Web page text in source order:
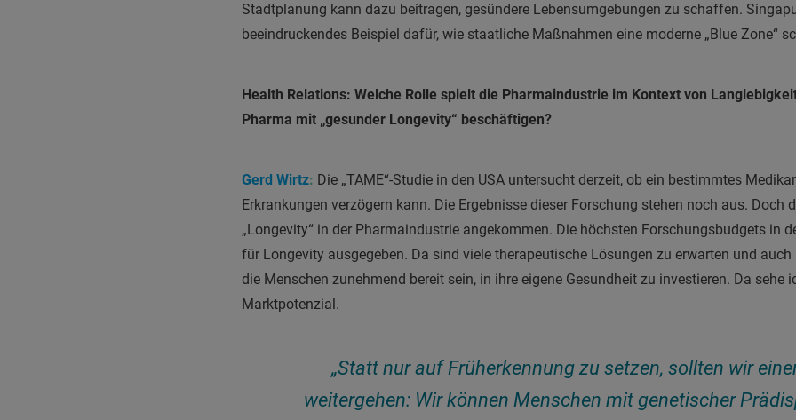
Stadtplanung kann dazu beitragen, gesündere Lebensumgebungen zu schaffen.
beeindruckendes Beispiel dafür, wie staatliche Maßnahmen eine moderne „Blue Zone“
Health Relations: Welche Rolle spielt die Pharmaindustrie im Kontext von
Pharma mit „gesunder Longevity“ beschäftigen?
Gerd Wirtz: Die „TAME“-Studie in den USA untersucht derzeit, ob ein bestimmtes
Erkrankungen verzögern kann. Die Ergebnisse dieser Forschung stehen noch aus. Doch
„Longevity“ in der Pharmaindustrie angekommen. Die höchsten Forschungsbudgets in
für Longevity ausgegeben. Da sind viele therapeutische Lösungen zu erwarten und
die Menschen zunehmend bereit sein, in ihre eigene Gesundheit zu investieren. Da sehe
Marktpotenzial.
„Statt nur auf Früherkennung zu setzen, sollten wir
weitergehen: Wir können Menschen mit genetischer